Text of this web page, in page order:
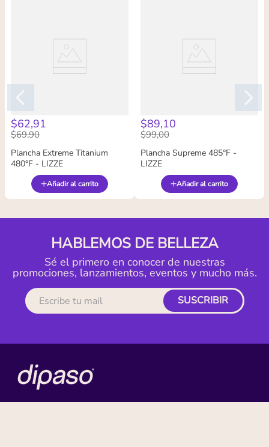
$62,91
$69,90
Plancha Extreme Titanium
480°F - LIZZE
Añadir al carrito
$89,10
$99,00
Plancha Supreme 485°F -
LIZZE
Añadir al carrito
HABLEMOS DE BELLEZA
Sé el primero en conocer de nuestras
promociones, lanzamientos, eventos y mucho más.
SUSCRIBIR